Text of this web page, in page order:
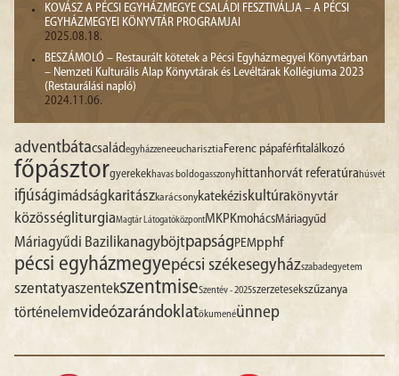
KOVÁSZ A PÉCSI EGYHÁZMEGYE CSALÁDI FESZTIVÁLJA – A PÉCSI
EGYHÁZMEGYEI KÖNYVTÁR PROGRAMJAI
2025.08.18.
BESZÁMOLÓ – Restaurált kötetek a Pécsi Egyházmegyei Könyvtárban
– Nemzeti Kulturális Alap Könyvtárak és Levéltárak Kollégiuma 2023
(Restaurálási napló)
2024.11.06.
adventbátacsaládegyházzeneeucharisztia Ferenc pápaférfitalálkozó
főpásztorgyerekekhavas boldogasszonyhittanhorvát referatúrahúsvét
ifjúságimádságkaritászkarácsonykatekéziskultúra könyvtár
közösség liturgiaMagtár LátogatóközpontMKPKmohácsMáriagyűd
Máriagyűdi Bazilikanagyböjtpapság PEMpphf
pécsi egyházmegyepécsi székesegyházszabadegyetem
szentatyaszentekszentmiseSzentév - 2025szerzetesekszűzanya
történelemvideózarándoklatökumenéünnep